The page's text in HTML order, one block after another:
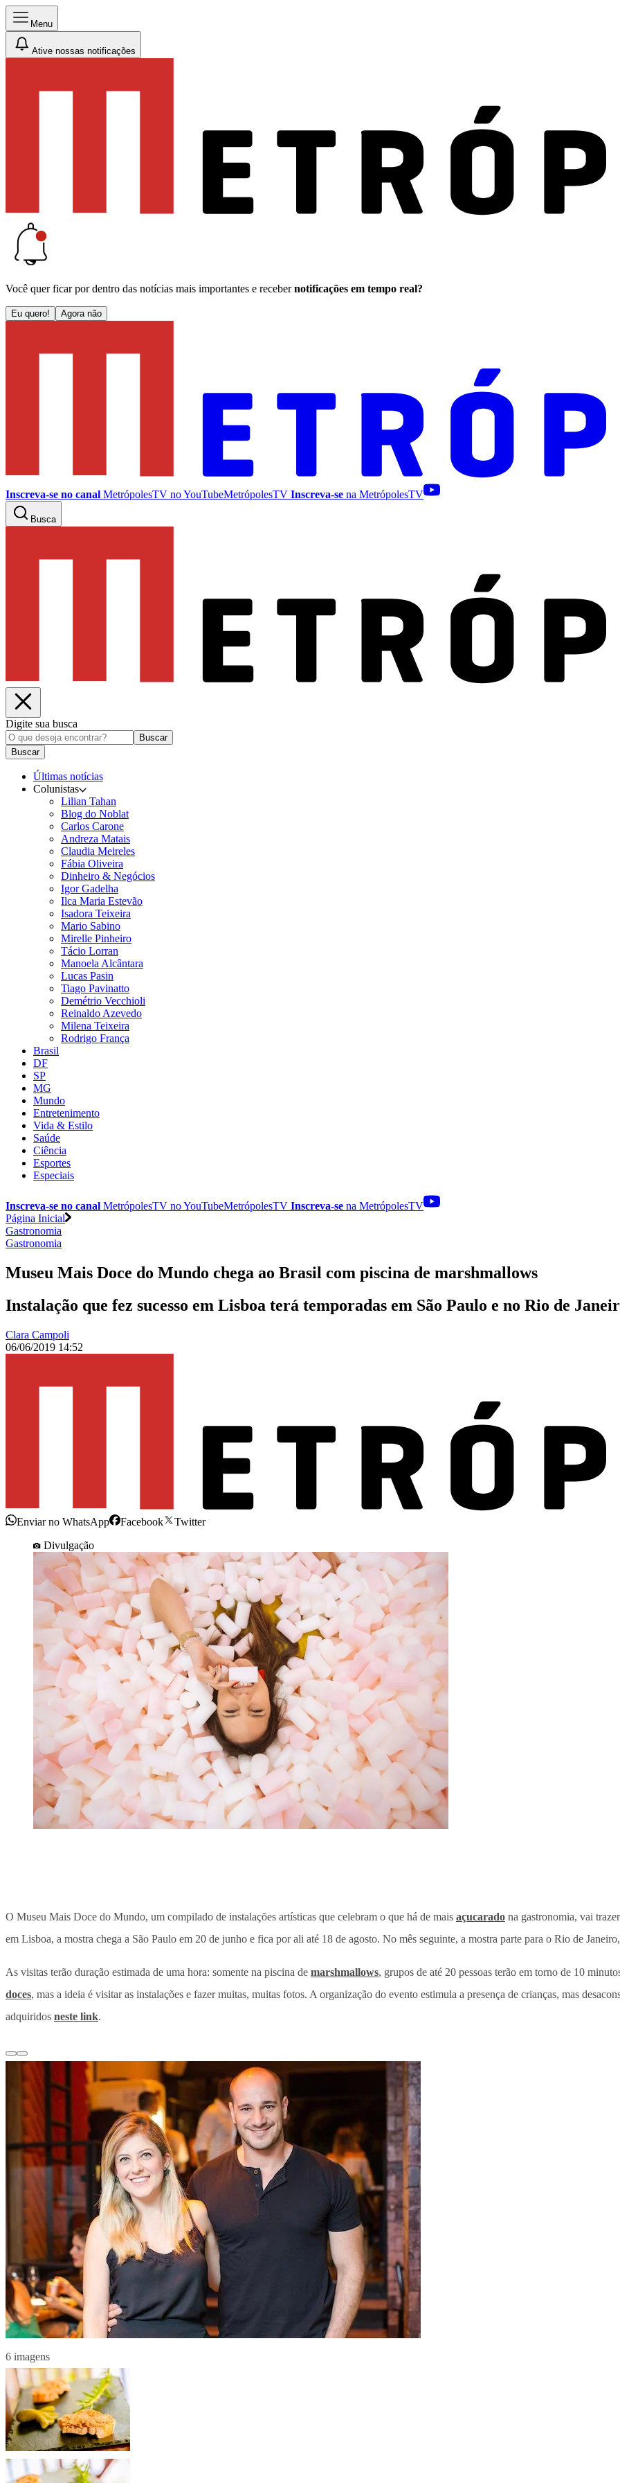
Menu
Ative nossas notificações
Você quer ficar por dentro das notícias mais importantes e receber notificações em tempo real?
Eu quero! Agora não
Inscreva-se no canal MetrópolesTV noYouTubeMetrópolesTV Inscreva-se na MetrópolesTV
Busca
Digite sua busca
Buscar
Buscar
Últimas notícias
Colunistas
Lilian Tahan
Blog do Noblat
Carlos Carone
Andreza Matais
Claudia Meireles
Fábia Oliveira
Dinheiro & Negócios
Igor Gadelha
Ilca Maria Estevão
Isadora Teixeira
Mario Sabino
Mirelle Pinheiro
Tácio Lorran
Manoela Alcântara
Lucas Pasin
Tiago Pavinatto
Demétrio Vecchioli
Reinaldo Azevedo
Milena Teixeira
Rodrigo França
Brasil
DF
SP
MG
Mundo
Entretenimento
Vida & Estilo
Saúde
Ciência
Esportes
Especiais
Inscreva-se no canal MetrópolesTV noYouTubeMetrópolesTV Inscreva-se na MetrópolesTV
Página Inicial
Gastronomia
Gastronomia
Museu Mais Doce do Mundo chega ao Brasil com piscina de marshmallows
Instalação que fez sucesso em Lisboa terá temporadas em São Paulo e no Rio de
Clara Campoli
06/06/2019 14:52
Enviar no WhatsApp Facebook
Twitter
Divulgação
O Museu Mais Doce do Mundo, um compilado de instalações artísticas que celebram o que há de mais açucarado na gastronomia, vai
em Lisboa, a mostra chega a São Paulo em 20 de junho e fica por ali até 18 de agosto. No mês seguinte, a mostra parte para o Rio de
As visitas terão duração estimada de uma hora: somente na piscina de marshmallows, grupos de até 20 pessoas terão em torno de 10
doces, mas a ideia é visitar as instalações e fazer muitas, muitas fotos. A organização do evento estimula a presença de crianças, mas
adquiridos neste link.
6 imagens